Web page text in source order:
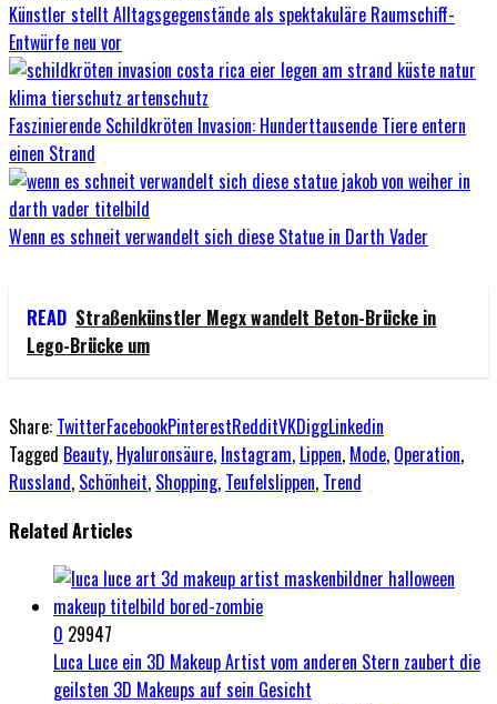
Künstler stellt Alltagsgegenstände als spektakuläre Raumschiff-
Entwürfe neu vor
Faszinierende Schildkröten Invasion: Hunderttausende Tiere entern
einen Strand
Wenn es schneit verwandelt sich diese Statue in Darth Vader
READ Straßenkünstler Megx wandelt Beton-Brücke in
Lego-Brücke um
Share: TwitterFacebookPinterestRedditVKDiggLinkedin
Tagged Beauty, Hyaluronsäure, Instagram, Lippen, Mode, Operation,
Russland, Schönheit, Shopping, Teufelslippen, Trend
Related Articles
0 29947
Luca Luce ein 3D Makeup Artist vom anderen Stern zaubert die
geilsten 3D Makeups auf sein Gesicht